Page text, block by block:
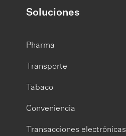
Soluciones
Pharma
Transporte
Tabaco
Conveniencia
Transacciones electrónicas